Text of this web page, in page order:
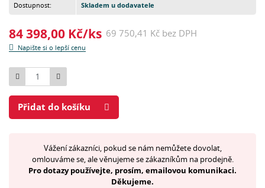
Dostupnost: Skladem u dodavatele
84 398,00 Kč/ks 69 750,41 Kč bez DPH
Napište si o lepší cenu
Počet
Přidat do košíku
Vážení zákazníci, pokud se nám nemůžete dovolat,
omlouváme se, ale věnujeme se zákazníkům na prodejně.
Pro dotazy používejte, prosím, emailovou komunikaci.
Děkujeme.